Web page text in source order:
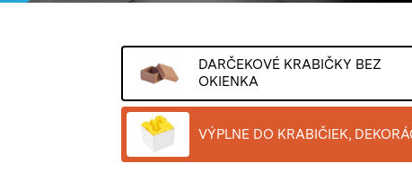
DARČEKOVÉ KRABIČKY BEZ
OKIENKA
VÝPLNE DO KRABIČIEK,